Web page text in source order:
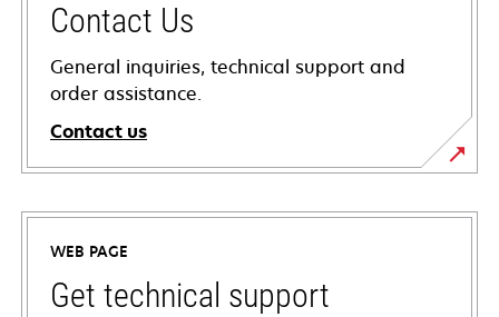
Contact Us
General inquiries, technical support and
order assistance.
Contact us
WEB PAGE
Get technical support